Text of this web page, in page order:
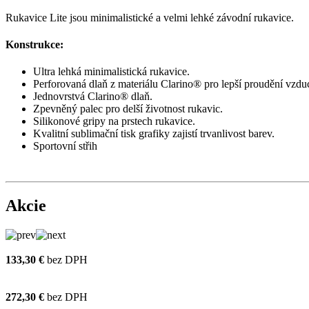
Rukavice Lite jsou minimalistické a velmi lehké závodní rukavice.
Konstrukce:
Ultra lehká minimalistická rukavice.
Perforovaná dlaň z materiálu Clarino® pro lepší proudění
Jednovrstvá Clarino® dlaň.
Zpevněný palec pro delší životnost rukavic.
Silikonové gripy na prstech rukavice.
Kvalitní sublimační tisk grafiky zajistí trvanlivost barev.
Sportovní střih
Akcie
133,30 € bez DPH
272,30 € bez DPH